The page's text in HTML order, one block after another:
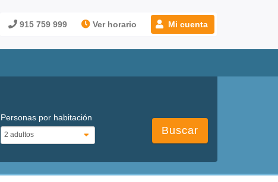
915 759 999 Ver horario Mi cuenta
Personas por habitación
Buscar